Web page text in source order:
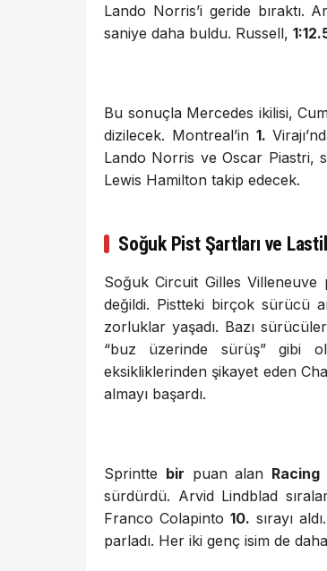
Lando Norris’i geride bıraktı.
saniye daha buldu. Russell,
Bu sonuçla Mercedes ikilisi,
dizilecek. Montreal’in 1.
Lando Norris ve Oscar Piastri,
Lewis Hamilton takip edecek.
Soğuk Pist Şartları ve
Soğuk Circuit Gilles Villeneuve
değildi. Pistteki birçok sürücü
zorluklar yaşadı. Bazı
“buz üzerinde sürüş” gibi
eksikliklerinden şikayet eden
almayı başardı.
Sprintte bir puan alan Racing
sürdürdü. Arvid Lindblad
Franco Colapinto 10. sırayı
parladı. Her iki genç isim de